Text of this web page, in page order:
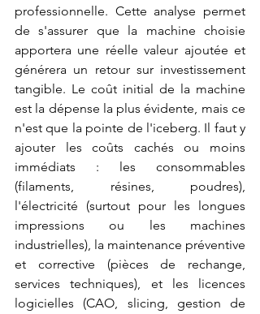
professionnelle. Cette analyse permet
de s'assurer que la machine choisie
apportera une réelle valeur ajoutée et
générera un retour sur investissement
tangible. Le coût initial de la machine
est la dépense la plus évidente, mais ce
n'est que la pointe de l'iceberg. Il faut y
ajouter les coûts cachés ou moins
immédiats : les consommables
(filaments, résines, poudres),
l'électricité (surtout pour les longues
impressions ou les machines
industrielles), la maintenance préventive
et corrective (pièces de rechange,
services techniques), et les licences
logicielles (CAO, slicing, gestion de